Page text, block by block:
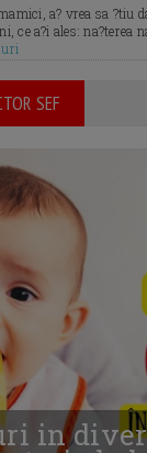
a? vrea sa ?tiu
ce a?i ales: na?terea
SEF
in